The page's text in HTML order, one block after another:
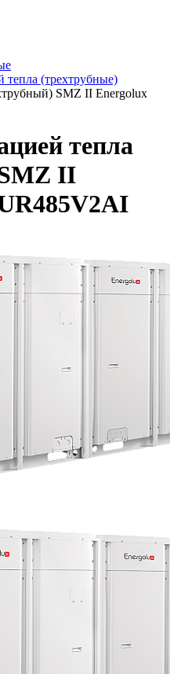
(трехтрубные)
SMZ II Energolux
тепла
II